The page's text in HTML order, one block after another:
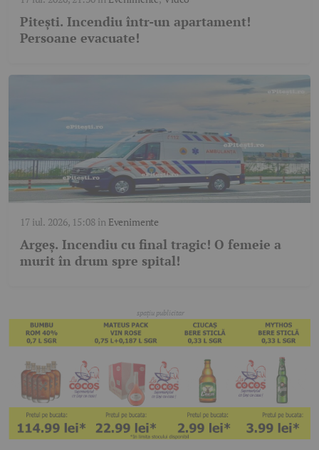
Pitești. Incendiu într-un apartament!
Persoane evacuate!
17 iul. 2026, 15:08în Evenimente
Argeș. Incendiu cu final tragic! O femeie a
murit în drum spre spital!